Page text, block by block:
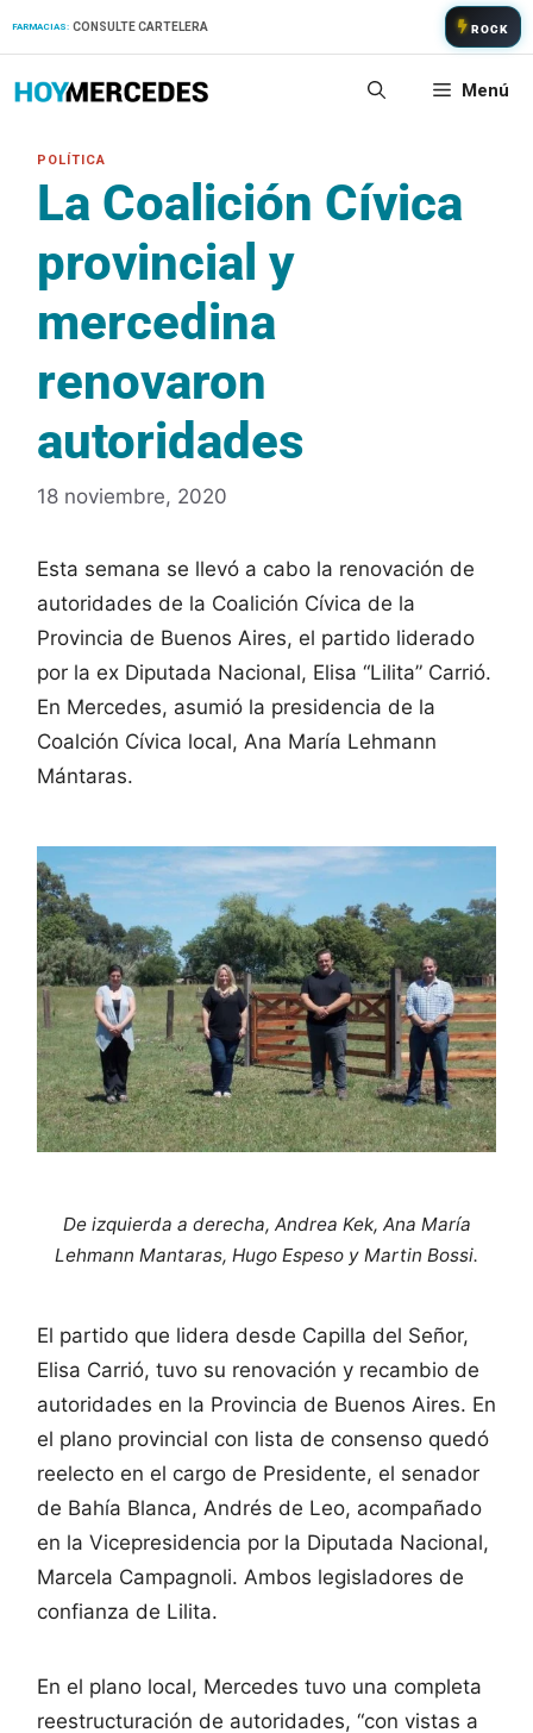
FARMACIAS: CONSULTE CARTELERA ROCK
Menú
La Coalición Cívica
provincial y
mercedina
renovaron
autoridades
18 noviembre, 2020
Esta semana se llevó a cabo la renovación de
autoridades de la Coalición Cívica de la
Provincia de Buenos Aires, el partido liderado
por la ex Diputada Nacional, Elisa “Lilita” Carrió.
En Mercedes, asumió la presidencia de la
Coalción Cívica local, Ana María Lehmann
Mántaras.
De izquierda a derecha, Andrea Kek, Ana María
Lehmann Mantaras, Hugo Espeso y Martin Bossi.
El partido que lidera desde Capilla del Señor,
Elisa Carrió, tuvo su renovación y recambio de
autoridades en la Provincia de Buenos Aires. En
el plano provincial con lista de consenso quedó
reelecto en el cargo de Presidente, el senador
de Bahía Blanca, Andrés de Leo, acompañado
en la Vicepresidencia por la Diputada Nacional,
Marcela Campagnoli. Ambos legisladores de
confianza de Lilita.
En el plano local, Mercedes tuvo una completa
reestructuración de autoridades, “con vistas a